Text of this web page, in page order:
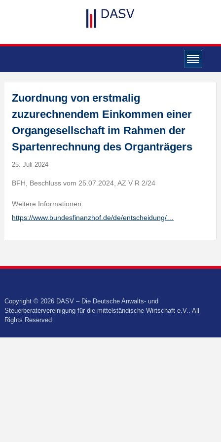
Zuordnung von erstmalig
zuzurechnendem Einkommen einer
Organgesellschaft im Rahmen der
Spartenrechnung des Organträgers
25. Juli 2024
BFH, Beschluss vom 25.07.2024, AZ V R 2/24
Weitere Informationen:
https://www.bundesfinanzhof.de/de/entscheidung/…
Copyright © 2026 DASV – Die Deutsche Anwalts- und
Steuerberatervereinigung für die mittelständische Wirtschaft e.V.. All
Rights Reserved